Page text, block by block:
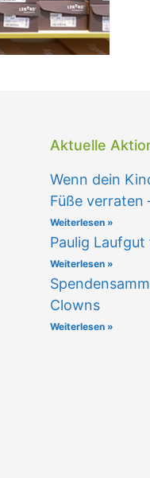
Aktuelle
Wenn dein
Füße verraten
Weiterlesen »
Paulig
Weiterlesen »
Clowns
Weiterlesen »